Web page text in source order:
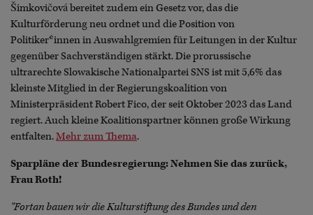
Šimkovičová bereitet zudem ein Gesetz vor, das die
Kulturförderung neu ordnet und die Position von
Politiker*innen in Auswahlgremien für Leitungen in der Kultur
gegenüber Sachverständigen stärkt. Die prorussische
ultrarechte Slowakische Nationalpartei SNS ist mit 5,6% das
kleinste Mitglied in der Regierungskoalition von
Ministerpräsident Robert Fico, der seit Oktober 2023 das Land
regiert. Auch kleine Koalitionspartner können große Wirkung
entfalten.Mehr zum Thema.
Sparpläne der Bundesregierung: Nehmen Sie das zurück,
Frau Roth!
"Fortan bauen wir die Kulturstiftung des Bundes und den